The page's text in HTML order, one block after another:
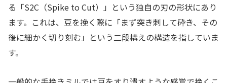
る「S2C（Spike to Cut）」という独自の刃の形状にあり
ます。これは、豆を挽く際に「まず突き刺して砕き、その
後に細かく切り刻む」という二段構えの構造を指していま
す。